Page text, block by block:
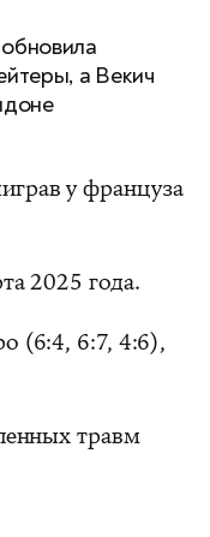
а Векич
у француза
2025 года.
(6:4, 6:7, 4:6),
травм